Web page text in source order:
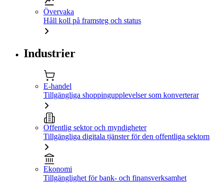
Övervaka
Håll koll på framsteg och status
Industrier
E-handel
Tillgängliga shoppingupplevelser som konverterar
Offentlig sektor och myndigheter
Tillgängliga digitala tjänster för den offentliga sektorn
Ekonomi
Tillgänglighet för bank- och finansverksamhet